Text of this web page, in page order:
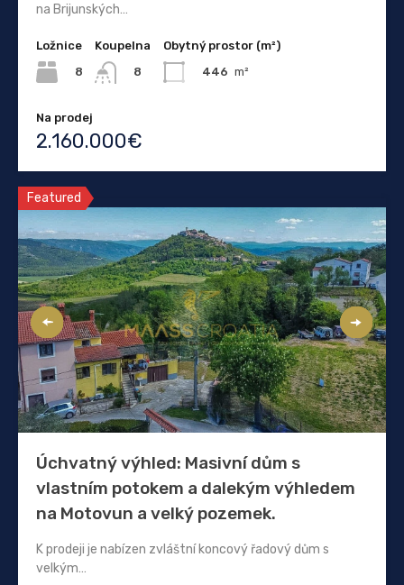
na Brijunských…
Ložnice
8
Koupelna
8
Obytný prostor (m²)
446 m²
Na prodej
2.160.000€
Featured
Úchvatný výhled: Masivní dům s
vlastním potokem a dalekým výhledem
na Motovun a velký pozemek.
K prodeji je nabízen zvláštní koncový řadový dům s
velkým…